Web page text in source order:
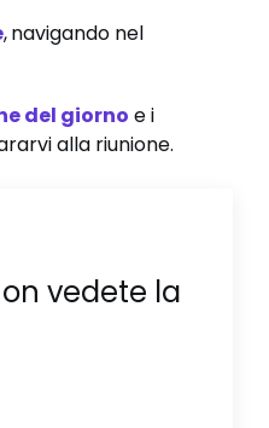
,navigando nel
del giorno e i
alla riunione.
vedete la